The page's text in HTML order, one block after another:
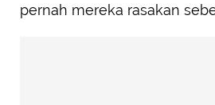
pernah mereka rasakan